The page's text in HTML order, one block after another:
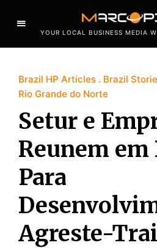
YOUR LOCAL BUSINESS MEDIA
Brazil HP Articles Brazil
Rio Grande do Norte
Setur e
Reunem
Para
Agreste-